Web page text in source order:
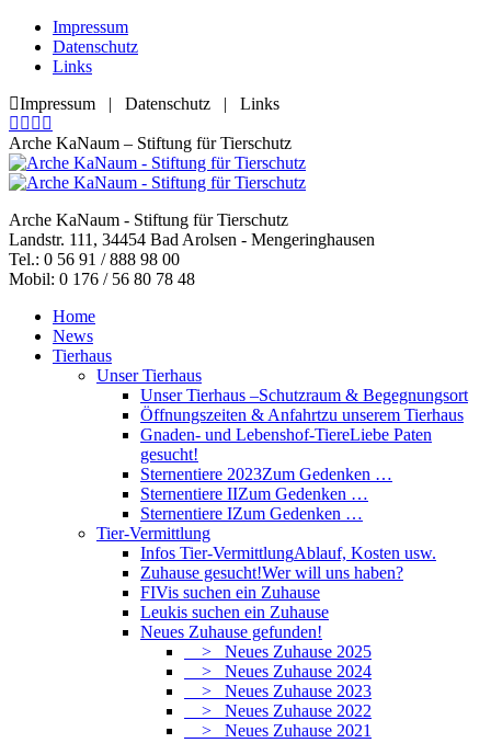
Zum
Inhalt
springen
Impressum
Datenschutz
Links
Impressum | Datenschutz | Links
Facebook
page
opens
in
window
YouTube
page
opens
in
window
RSS
page
opens
in
window
Mail
page
opens
new
window
Arche KaNaum – Stiftung für Tierschutz
Arche KaNaum - Stiftung für Tierschutz
Landstr. 111, 34454 Bad Arolsen - Mengeringhausen
Tel.: 0 56 91 / 888 98 00
Mobil: 0 176 / 56 80 78 48
Home
News
Tierhaus
Unser Tierhaus
Unser Tierhaus –Schutzraum & Begegnungsort
Öffnungszeiten & Anfahrtzu unserem Tierhaus
Gnaden- und Lebenshof-TiereLiebe Paten
gesucht!
Sternentiere 2023Zum Gedenken …
Sternentiere IIZum Gedenken …
Sternentiere IZum Gedenken …
Tier-Vermittlung
Infos Tier-VermittlungAblauf, Kosten usw.
Zuhause gesucht!Wer will uns haben?
FIVis suchen ein Zuhause
Leukis suchen ein Zuhause
Neues Zuhause gefunden!
> Neues Zuhause 2025
> Neues Zuhause 2024
> Neues Zuhause 2023
> Neues Zuhause 2022
> Neues Zuhause 2021